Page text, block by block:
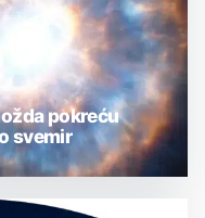
pokreću
svemir